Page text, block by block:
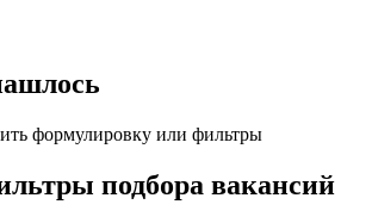
формулировку или фильтры
подбора вакансий